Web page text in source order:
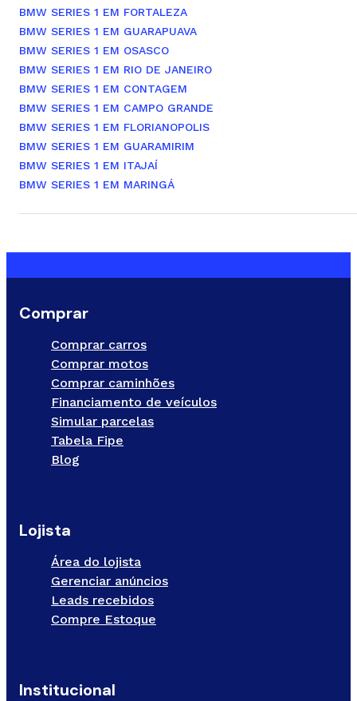
BMW SERIES 1 EM FORTALEZA
BMW SERIES 1 EM GUARAPUAVA
BMW SERIES 1 EM OSASCO
BMW SERIES 1 EM RIO DE JANEIRO
BMW SERIES 1 EM CONTAGEM
BMW SERIES 1 EM CAMPO GRANDE
BMW SERIES 1 EM FLORIANOPOLIS
BMW SERIES 1 EM GUARAMIRIM
BMW SERIES 1 EM ITAJAÍ
BMW SERIES 1 EM MARINGÁ
Comprar
Comprar carros
Comprar motos
Comprar caminhões
Financiamento de veículos
Simular parcelas
Tabela Fipe
Blog
Lojista
Área do lojista
Gerenciar anúncios
Leads recebidos
Compre Estoque
Institucional